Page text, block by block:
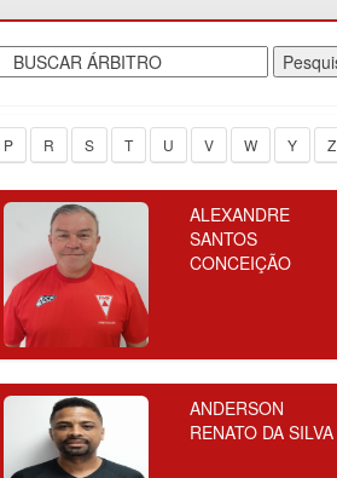
P R S T U V W Y Z
ALEXANDRE
SANTOS
CONCEIÇÃO
ANDERSON
RENATO DA SILVA